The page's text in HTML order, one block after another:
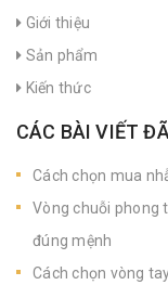
Giới thiệu
Sản phẩm
Kiến thức
CÁC BÀI VIẾT
Cách chọn mua
Vòng chuỗi phong
đúng mệnh
Cách chọn vòng